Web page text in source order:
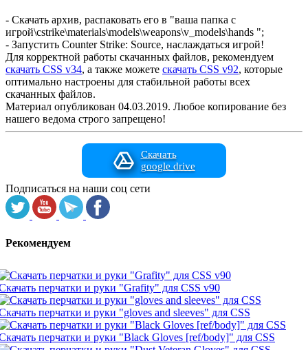
- Скачать архив, распаковать его в "ваша папка с
игрой\cstrike\materials\models\weapons\v_models\hands ";
- Запустить Counter Strike: Source, наслаждаться игрой!
Для корректной работы скачанных файлов, рекомендуем
скачать CSS v34, а также можете скачать CSS v92, которые
оптимально настроены для стабильной работы всех
скачанных файлов.
Материал опубликован 04.03.2019. Любое копирование без
нашего ведома строго запрещено!
Скачать
google drive
Подписаться на наши соц сети
Рекомендуем
перчатки и руки "Grafity" для CSS v90
перчатки и руки "gloves and sleeves" для CSS
перчатки и руки "Black Gloves [ref/body]" для CSS